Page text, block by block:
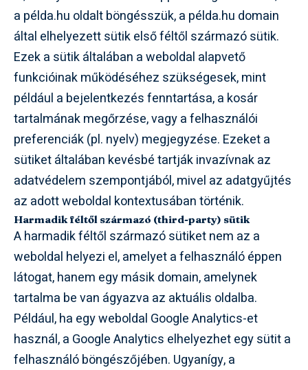
a példa.hu oldalt böngésszük, a példa.hu domain
által elhelyezett sütik első féltől származó sütik.
Ezek a sütik általában a weboldal alapvető
funkcióinak működéséhez szükségesek, mint
például a bejelentkezés fenntartása, a kosár
tartalmának megőrzése, vagy a felhasználói
preferenciák (pl. nyelv) megjegyzése. Ezeket a
sütiket általában kevésbé tartják invazívnak az
adatvédelem szempontjából, mivel az adatgyűjtés
az adott weboldal kontextusában történik.
Harmadik féltől származó (third-party) sütik
A harmadik féltől származó sütiket nem az a
weboldal helyezi el, amelyet a felhasználó éppen
látogat, hanem egy másik domain, amelynek
tartalma be van ágyazva az aktuális oldalba.
Például, ha egy weboldal Google Analytics-et
használ, a Google Analytics elhelyezhet egy sütit a
felhasználó böngészőjében. Ugyanígy, a